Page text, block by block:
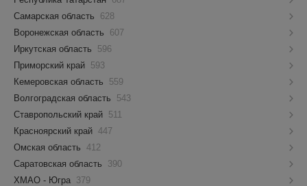
Самарская область
628
Воронежская область
607
Иркутская область
596
Приморский край 593
Кемеровская область
559
Волгоградская область
543
Ставропольский край 511
Красноярский край 447
Омская область 412
Саратовская область
390
ХМАО - Югра 379